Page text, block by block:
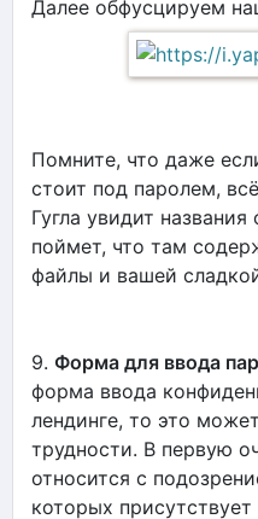
Далее обфусцируем
Помните, что даже
стоит под паролем,
Гугла увидит
поймет, что там
файлы и вашей
9. Форма для ввода
форма ввода
лендинге, то это
трудности. В первую
относится с
которых